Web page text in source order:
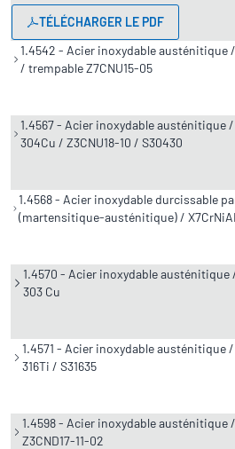
TÉLÉCHARGER LE PDF
1.4542 - Acier inoxydable austénitique
/ trempable Z7CNU15-05
1.4567 - Acier inoxydable austénitique
304Cu / Z3CNU18-10 / S30430
1.4568 - Acier inoxydable durcissable
(martensitique-austénitique) /
1.4570 - Acier inoxydable austénitique
303 Cu
1.4571 - Acier inoxydable austénitique
316Ti / S31635
1.4598 - Acier inoxydable austénitique
Z3CND17-11-02